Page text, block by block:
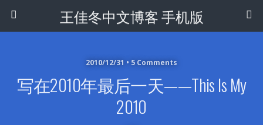
王佳冬中文博客 手机版
2010/12/31 • 5 Comments
写在2010年最后一天——This Is My
2010